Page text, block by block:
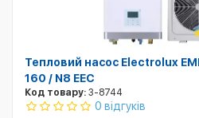
Тепловий насос Electrolux
160 / N8 EEC
Код товару: 3-8744
0 відгуків